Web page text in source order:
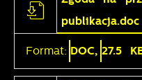
publikacja.doc
Format: DOC, 27.5